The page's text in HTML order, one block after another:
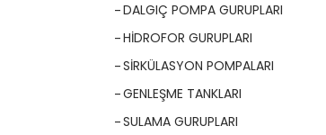
DALGIÇ POMPA GURUPLARI
HİDROFOR GURUPLARI
SİRKÜLASYON POMPALARI
GENLEŞME TANKLARI
SULAMA GURUPLARI